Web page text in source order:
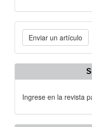
Enviar
un
artículo
Enviar un artículo
Ingrese en la revista